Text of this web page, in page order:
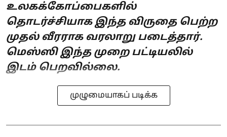
உலகக்கோப்பைகளில்
தொடர்ச்சியாக இந்த விருதை பெற்ற
முதல் வீரராக வரலாறு படைத்தார்.
மெஸ்ஸி இந்த முறை பட்டியலில்
இடம் பெறவில்லை.
முழுமையாகப் படிக்க